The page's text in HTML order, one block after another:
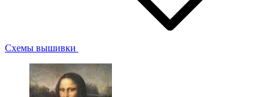
Схемы вышивки